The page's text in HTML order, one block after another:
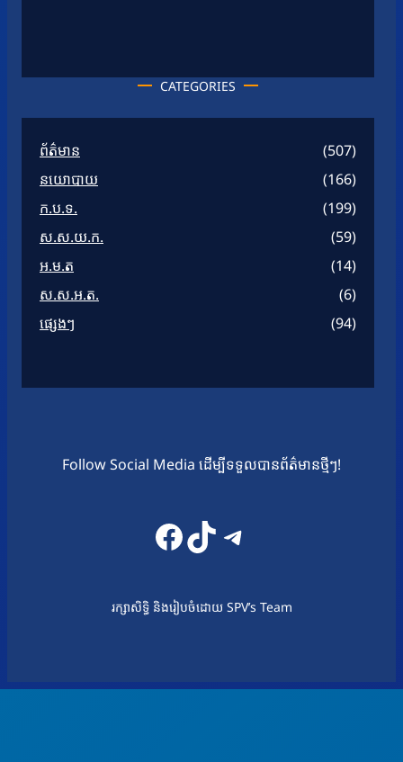
CATEGORIES
ព័ត៌មាន
(507)
នយោបាយ
(166)
ក.ប.ទ.
(199)
ស.ស.យ.ក.
(59)
អ.ម.ត
(14)
ស.ស.អ.ត.
(6)
ផ្សេងៗ
(94)
Follow Social Media ដើម្បីទទួលបានព័ត៌មានថ្មីៗ!
Facebook
TikTokTelegram
រក្សាសិទ្ធិ និងរៀបចំដោយ SPV’s Team